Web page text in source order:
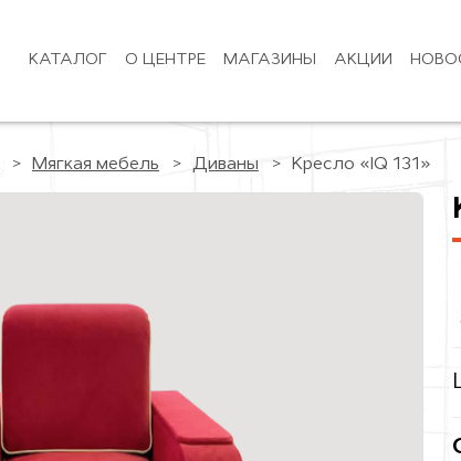
КАТАЛОГ О ЦЕНТРЕ МАГАЗИНЫ АКЦИИ
Мягкая мебель Диваны Кресло «IQ 131»